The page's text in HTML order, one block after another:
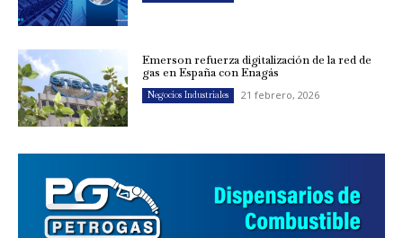
Emerson refuerza digitalización de la red de
gas en España con Enagás
Negocios Industriales 21 febrero, 2026